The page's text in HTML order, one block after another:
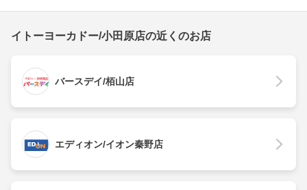
イトーヨーカドー/小田原店の近くのお店
バースデイ/栢山店
エディオン/イオン秦野店